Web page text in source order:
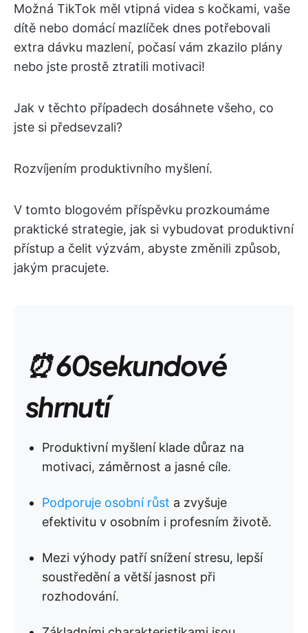
Možná TikTok měl vtipná videa s kočkami, vaše
dítě nebo domácí mazlíček dnes potřebovali
extra dávku mazlení, počasí vám zkazilo plány
nebo jste prostě ztratili motivaci!
Jak v těchto případech dosáhnete všeho, co
jste si předsevzali?
Rozvíjením produktivního myšlení.
V tomto blogovém příspěvku prozkoumáme
praktické strategie, jak si vybudovat produktivní
přístup a čelit výzvám, abyste změnili způsob,
jakým pracujete.
⏰ 60sekundové
shrnutí
Produktivní myšlení klade důraz na
motivaci, záměrnost a jasné cíle.
Podporuje osobní růst a zvyšuje
efektivitu v osobním i profesním životě.
Mezi výhody patří snížení stresu, lepší
soustředění a větší jasnost při
rozhodování.